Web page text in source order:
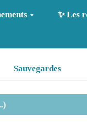
✨ Les
Sauvegardes